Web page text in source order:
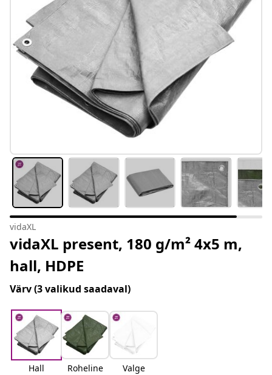
vidaXL
vidaXL present, 180 g/m² 4x5 m,
hall, HDPE
Värv(3 valikud saadaval)
Hall Roheline Valge